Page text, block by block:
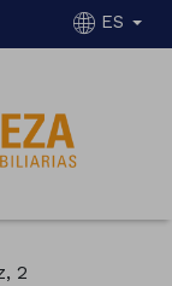
ES
2